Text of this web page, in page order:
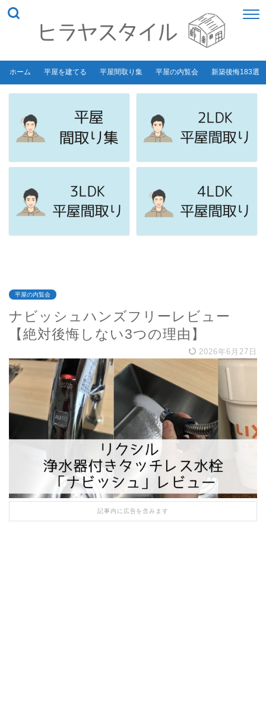
ホーム 平屋を建てる 平屋間取り集 平屋の内覧会 新築後悔183選
平屋の内覧会
ナビッシュハンズフリーレビュー
【絶対後悔しない3つの理由】
2026年6月27日
記事内に広告を含みます